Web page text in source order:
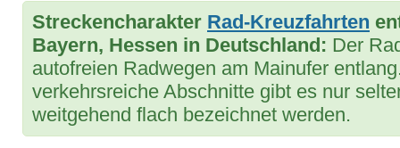
Streckencharakter Rad-Kreuzfahrten
Bayern, Hessen in Deutschland: Der
autofreien Radwegen am Mainufer
verkehrsreiche Abschnitte gibt es nur
weitgehend flach bezeichnet werden.